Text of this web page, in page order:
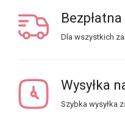
Dla wszystkich
Wysyłka
Szybka wysyłka